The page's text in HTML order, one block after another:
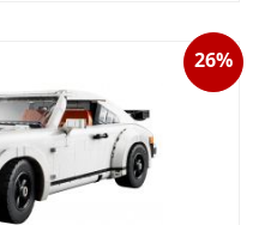
26%